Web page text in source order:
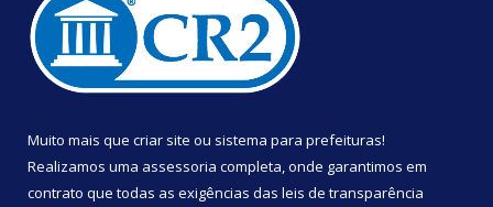
Muito mais que criar site ou sistema para prefeituras!
Realizamos uma assessoria completa, onde garantimos em
contrato que todas as exigências das leis de transparência